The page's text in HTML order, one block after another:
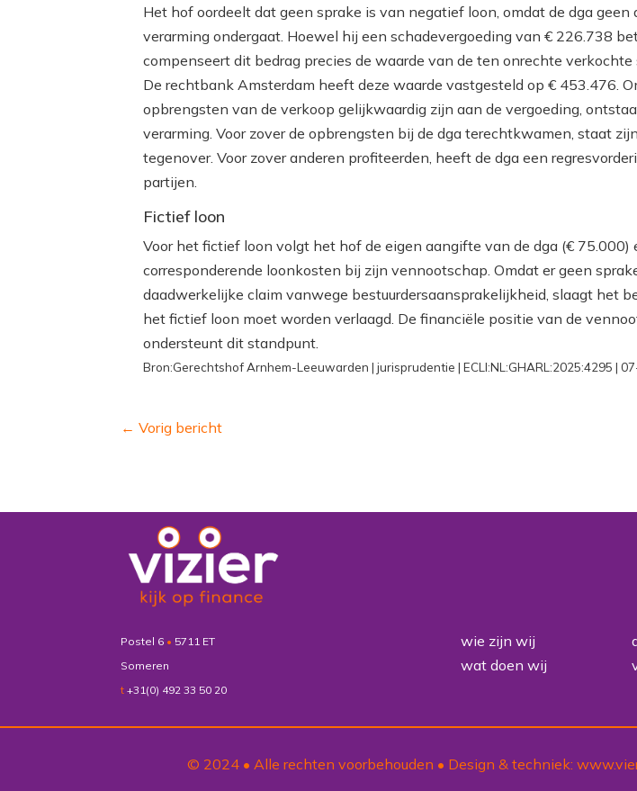
Het hof oordeelt dat geen sprake is van negatief loon, omdat de dga geen
verarming ondergaat. Hoewel hij een schadevergoeding van € 226.738
compenseert dit bedrag precies de waarde van de ten onrechte verkochte
De rechtbank Amsterdam heeft deze waarde vastgesteld op € 453.476.
opbrengsten van de verkoop gelijkwaardig zijn aan de vergoeding,
verarming. Voor zover de opbrengsten bij de dga terechtkwamen, staat
tegenover. Voor zover anderen profiteerden, heeft de dga een
partijen.
Fictief loon
Voor het fictief loon volgt het hof de eigen aangifte van de dga (€ 75.000)
corresponderende loonkosten bij zijn vennootschap. Omdat er geen
daadwerkelijke claim vanwege bestuurdersaansprakelijkheid, slaagt het
het fictief loon moet worden verlaagd. De financiële positie van de
ondersteunt dit standpunt.
Bron:Gerechtshof Arnhem-Leeuwarden | jurisprudentie | ECLI:NL:GHARL:2025:4295 |
←Vorig bericht
Postel 6 • 5711 ET
Someren
t+31(0) 492 33 50 20
wie zijn wij
wat doen wij
© 2024 • Alle rechten voorbehouden • Design & techniek: